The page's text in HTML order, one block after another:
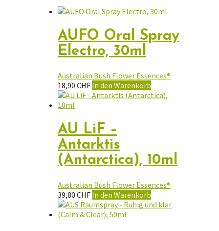
AUFO Oral Spray
Electro, 30ml
Australian Bush Flower Essences®
18,90 CHF In den Warenkorb
AU LiF –
Antarktis
(Antarctica), 10ml
Australian Bush Flower Essences®
39,80 CHF In den Warenkorb